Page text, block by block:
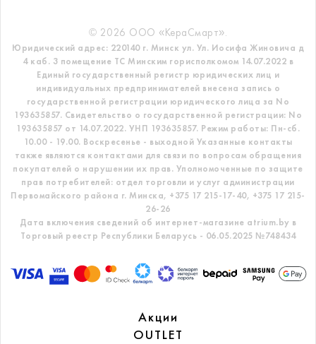
© 2026 ООО «КераСмарт».
Юридический адрес: 220140 г. Минск ул. Ул. Иосифа Жиновича д
4 каб. 3 помещение ТС Минским горисполкомом 14.07.2022 в
Единый государственный регистр юридических лиц и
индивидуальных предпринимателей внесена запись о
государственной регистрации юридического лица за No
193635857. Свидетельство о государственной регистрации: No
193635857 от 14.07.2022. УНП 193635857. Режим работы: Пн-сб.
10.00 - 19.00. Воскресенье - выходной Указанные контакты
также являются контактами для связи по вопросам обращения
покупателей о нарушении их прав. Уполномоченные по защите
прав потребителей: отдел торговли и услуг администрации
Первомайского района г. Минска, +375 17 215-17-40, +375 17 215-
26-26
Дата включения сведений об интернет-магазине atrium.by в
Торговый реестр Республики Беларусь - 06.05.2025 №748434
Акции
OUTLET